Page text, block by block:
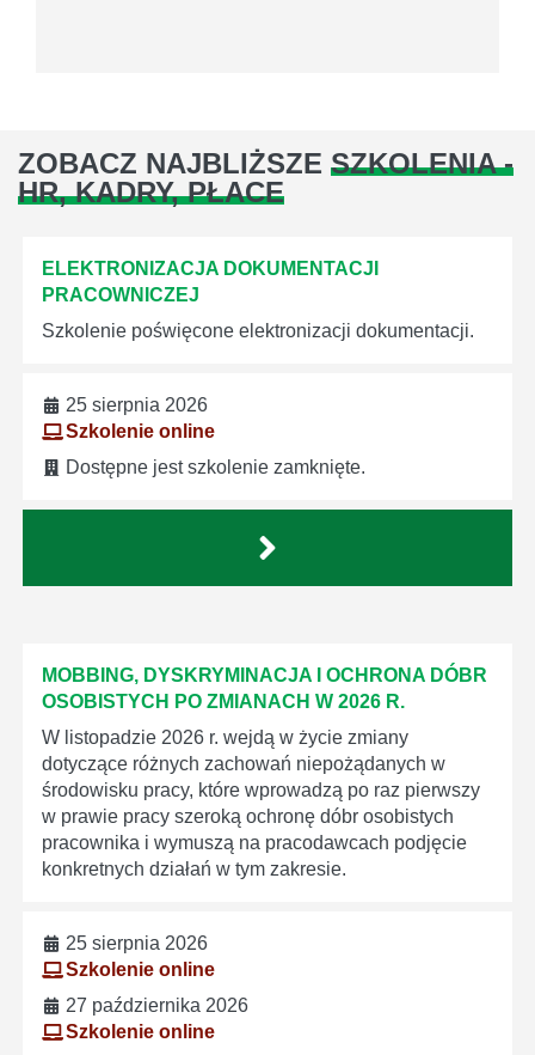
ZOBACZ NAJBLIŻSZE SZKOLENIA -
HR, KADRY, PŁACE
ELEKTRONIZACJA DOKUMENTACJI
PRACOWNICZEJ
Szkolenie poświęcone elektronizacji dokumentacji.
25 sierpnia 2026
Szkolenie online
Dostępne jest szkolenie zamknięte.
MOBBING, DYSKRYMINACJA I OCHRONA DÓBR
OSOBISTYCH PO ZMIANACH W 2026 R.
W listopadzie 2026 r. wejdą w życie zmiany
dotyczące różnych zachowań niepożądanych w
środowisku pracy, które wprowadzą po raz pierwszy
w prawie pracy szeroką ochronę dóbr osobistych
pracownika i wymuszą na pracodawcach podjęcie
konkretnych działań w tym zakresie.
25 sierpnia 2026
Szkolenie online
27 października 2026
Szkolenie online